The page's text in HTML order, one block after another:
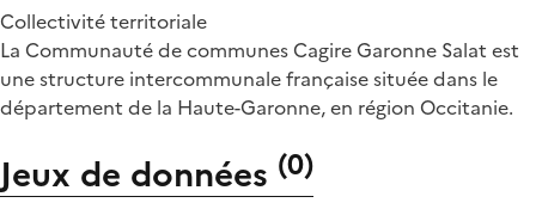
Collectivité territoriale
La Communauté de communes Cagire Garonne Salat est
une structure intercommunale française située dans le
département de la Haute-Garonne, en région Occitanie.
Jeux de données (0)